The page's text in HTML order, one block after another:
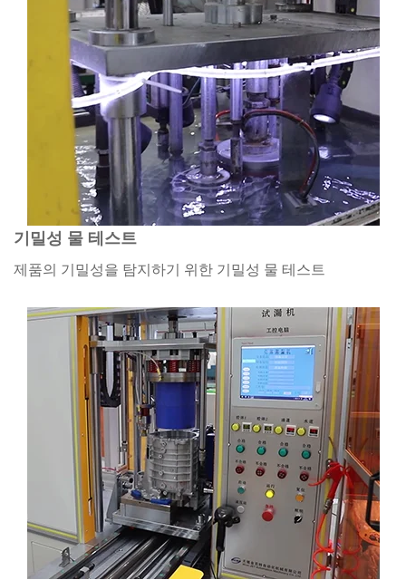
기밀성 물 테스트
제품의 기밀성을 탐지하기 위한 기밀성 물 테스트